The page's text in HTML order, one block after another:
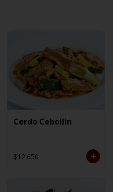
Cerdo Cebollin
$12.650